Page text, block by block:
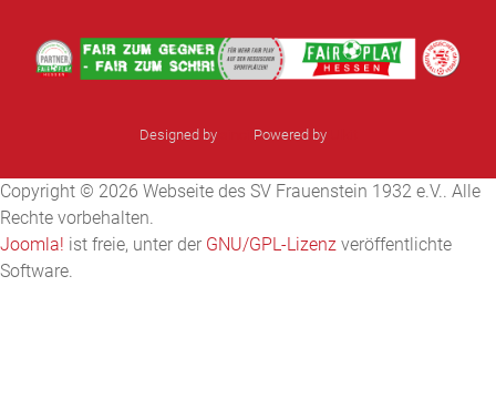
Designed by Powered by
Copyright © 2026 Webseite des SV Frauenstein 1932 e.V.. Alle
Rechte vorbehalten.
Joomla! ist freie, unter der GNU/GPL-Lizenz veröffentlichte
Software.